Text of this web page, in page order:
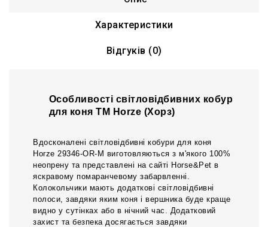
Характеристики
Відгуків (0)
Особливості світловідбивних кобур
для коня ТМ Horze (Хорз)
Вдосконалені світловідбивні кобури для коня
Horze 29346-OR-M виготовляються з м'якого 100%
неопрену та представлені на сайті Horse&Pet в
яскравому помаранчевому забарвленні.
Колокольчики мають додаткові світловідбивні
полоси, завдяки яким коня і вершника буде краще
видно у сутінках або в нічний час. Додатковий
захист та безпека досягається завдяки